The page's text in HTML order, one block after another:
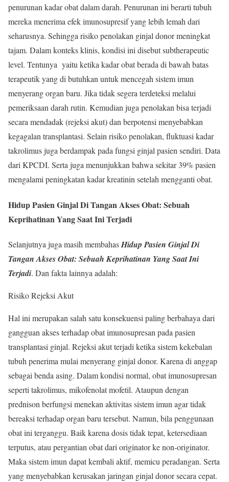
penurunan kadar obat dalam darah. Penurunan ini berarti tubuh
mereka menerima efek imunosupresif yang lebih lemah dari
seharusnya. Sehingga risiko penolakan ginjal donor meningkat
tajam. Dalam konteks klinis, kondisi ini disebut subtherapeutic
level. Tentunya yaitu ketika kadar obat berada di bawah batas
terapeutik yang di butuhkan untuk mencegah sistem imun
menyerang organ baru. Jika tidak segera terdeteksi melalui
pemeriksaan darah rutin. Kemudian juga penolakan bisa terjadi
secara mendadak (rejeksi akut) dan berpotensi menyebabkan
kegagalan transplantasi. Selain risiko penolakan, fluktuasi kadar
takrolimus juga berdampak pada fungsi ginjal pasien sendiri. Data
dari KPCDI. Serta juga menunjukkan bahwa sekitar 39% pasien
mengalami peningkatan kadar kreatinin setelah mengganti obat.
Hidup Pasien Ginjal Di Tangan Akses Obat: Sebuah
Keprihatinan Yang Saat Ini Terjadi
Selanjutnya juga masih membahasHidup Pasien Ginjal Di
Tangan Akses Obat: Sebuah Keprihatinan Yang Saat Ini
Terjadi. Dan fakta lainnya adalah:
Risiko Rejeksi Akut
Hal ini merupakan salah satu konsekuensi paling berbahaya dari
gangguan akses terhadap obat imunosupresan pada pasien
transplantasi ginjal. Rejeksi akut terjadi ketika sistem kekebalan
tubuh penerima mulai menyerang ginjal donor. Karena di anggap
sebagai benda asing. Dalam kondisi normal, obat imunosupresan
seperti takrolimus, mikofenolat mofetil. Ataupun dengan
prednison berfungsi menekan aktivitas sistem imun agar tidak
bereaksi terhadap organ baru tersebut. Namun, bila penggunaan
obat ini terganggu. Baik karena dosis tidak tepat, ketersediaan
terputus, atau pergantian obat dari originator ke non-originator.
Maka sistem imun dapat kembali aktif, memicu peradangan. Serta
yang menyebabkan kerusakan jaringan ginjal donor secara cepat.